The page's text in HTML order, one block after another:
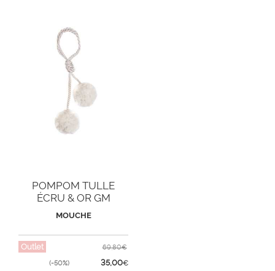
POMPOM TULLE
ÉCRU & OR GM
MOUCHE
Outlet
(-50%)
69,80€
35,00€